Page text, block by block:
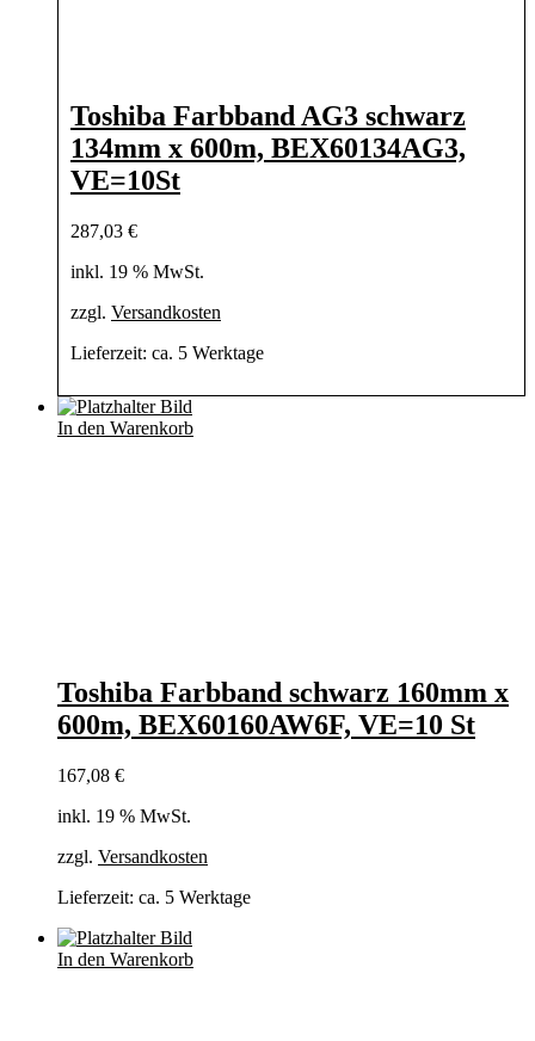
Toshiba Farbband AG3 schwarz
134mm x 600m, BEX60134AG3,
VE=10St
287,03 €
inkl. 19 % MwSt.
zzgl. Versandkosten
Lieferzeit: ca. 5 Werktage
In den Warenkorb
Toshiba Farbband schwarz 160mm x
600m, BEX60160AW6F, VE=10 St
167,08 €
inkl. 19 % MwSt.
zzgl. Versandkosten
Lieferzeit: ca. 5 Werktage
In den Warenkorb